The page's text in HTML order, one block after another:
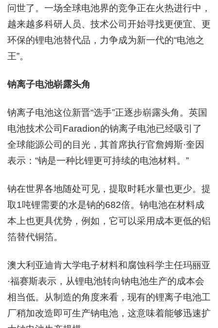
问世了。一场全球电池界的竞争正在火热进行中，
越来越多科研人员、技术公司开始寻找更便宜、更
环保的锂电池替代品，力争成为新一代的“电池之
王”。
钠离子电池崭露头角
钠离子电池这位新晋“选手”正逐步崭露头角。英国
电池技术公司Faradion的钠离子电池已经吸引了
全球能源公司的目光，其首席执行官詹姆斯·奎因
表示：“钠是一种比锂更可持续的电池材料。”
钠在世界各地随处可见，提取时耗水量也更少。提
取1吨锂需要的水是钠的682倍。钠电池在材料成
本上也更具优势，例如，它可以采用成本更低的铝
箔替代铜箔。
澳大利亚迪肯大学电子材料和腐蚀科学主任玛丽亚
·福赛斯表示，从锂电池转向钠电池生产的成本会
相当低。从制造的角度来看，现有的锂离子电池工
厂稍加改造即可生产钠电池，这意味着能够迅速扩